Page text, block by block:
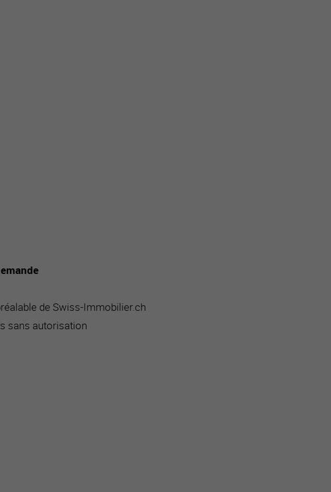
de Swiss-Immobilier.ch
sans autorisation